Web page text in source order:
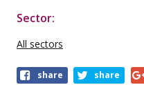
Sector:
All sectors
Shareshare share